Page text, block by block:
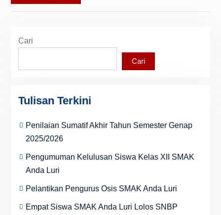
Cari
Cari
Tulisan Terkini
Penilaian Sumatif Akhir Tahun Semester Genap
2025/2026
Pengumuman Kelulusan Siswa Kelas XII SMAK
Anda Luri
Pelantikan Pengurus Osis SMAK Anda Luri
Empat Siswa SMAK Anda Luri Lolos SNBP